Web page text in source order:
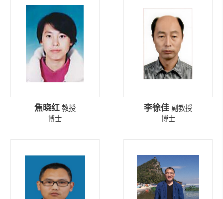
焦晓红 教授
博士
李徐佳 副教授
博士